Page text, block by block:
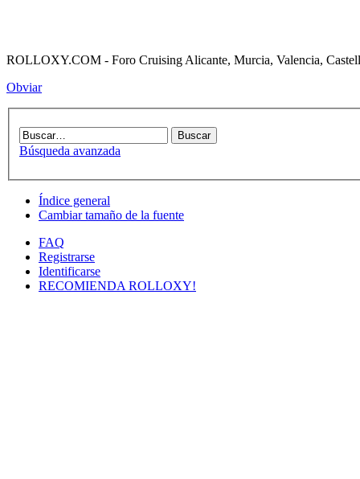
ROLLOXY.COM - Foro Cruising Alicante, Murcia, Valencia,
Obviar
Búsqueda avanzada
Índice general
Cambiar tamaño de la fuente
FAQ
Registrarse
Identificarse
RECOMIENDA ROLLOXY!